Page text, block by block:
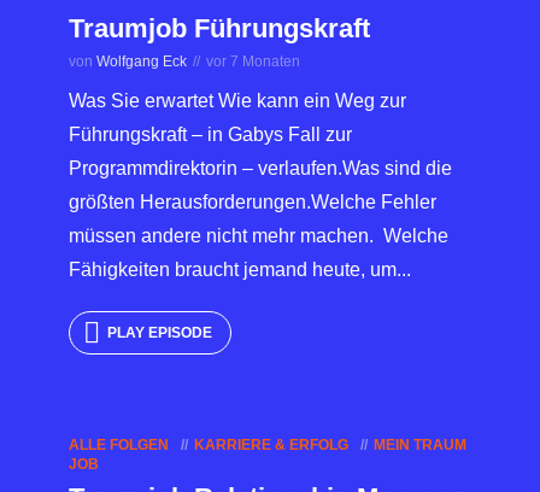
Traumjob Führungskraft
von Wolfgang Eck vor 7 Monaten
Was Sie erwartet Wie kann ein Weg zur
Führungskraft – in Gabys Fall zur
Programmdirektorin – verlaufen.Was sind die
größten Herausforderungen.Welche Fehler
müssen andere nicht mehr machen. Welche
Fähigkeiten braucht jemand heute, um...
PLAY EPISODE
ALLE FOLGEN KARRIERE & ERFOLG
MEIN TRAUM
JOB